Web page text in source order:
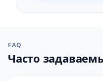
FAQ
Часто